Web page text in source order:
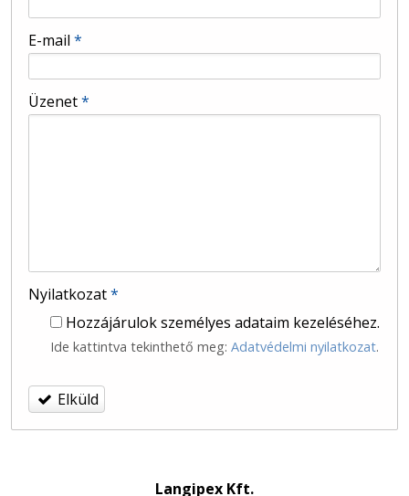
-
E-mail *
Üzenet*
Nyilatkozat*
Hozzájárulok személyes adataim kezeléséhez.
Ide kattintva tekinthető meg: Adatvédelmi nyilatkozat.
Elküld
Langipex Kft.